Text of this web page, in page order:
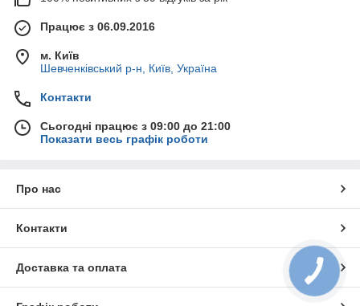
Працює з 06.09.2016
м. Київ
Шевченківський р-н, Київ, Україна
Контакти
Сьогодні працює з 09:00 до 21:00
Показати весь графік роботи
Про нас
Контакти
Доставка та оплата